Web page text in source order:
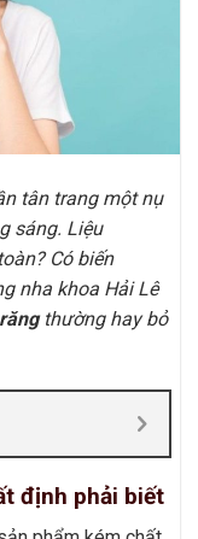
tân trang một nụ
sáng. Liệu
Có biến
nha khoa Hải Lê
thường hay bỏ
định phải biết